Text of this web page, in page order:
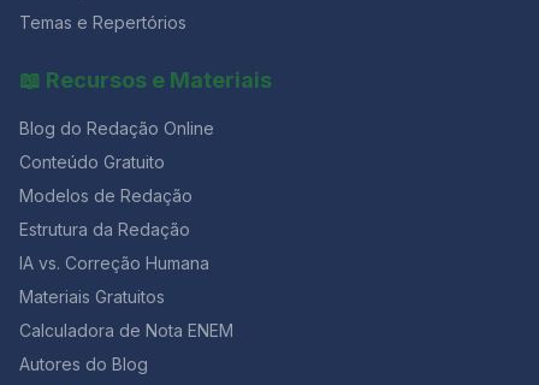
Temas e Repertórios
📖 Recursos e Materiais
Blog do Redação Online
Conteúdo Gratuito
Modelos de Redação
Estrutura da Redação
IA vs. Correção Humana
Materiais Gratuitos
Calculadora de Nota ENEM
Autores do Blog